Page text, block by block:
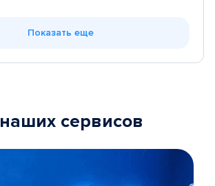
Показать еще
наших сервисов